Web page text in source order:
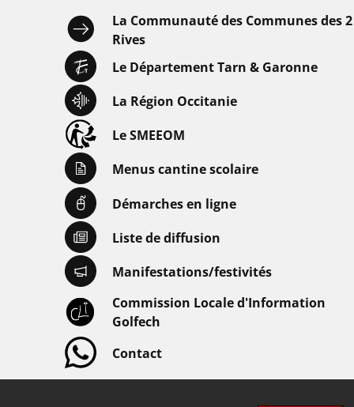
La Communauté des Communes des 2
Rives
Le Département Tarn & Garonne
La Région Occitanie
Le SMEEOM
Menus cantine scolaire
Démarches en ligne
Liste de diffusion
Manifestations/festivités
Commission Locale d'Information
Golfech
Contact